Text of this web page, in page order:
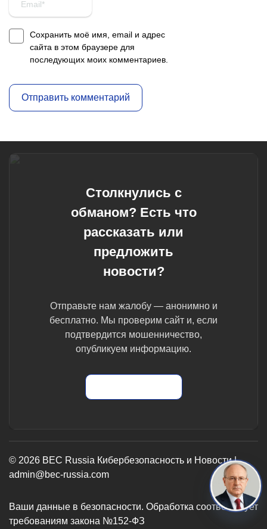
Сохранить моё имя, email и адрес
сайта в этом браузере для
последующих моих комментариев.
Столкнулись с
обманом? Есть что
рассказать или
предложить
новости?
Отправьте нам жалобу — анонимно и
бесплатно. Мы проверим сайт и, если
подтвердится мошенничество,
опубликуем информацию.
© 2026 BEC Russia Кибербезопасность и Новости |
admin@bec-russia.com
Ваши данные в безопасности. Обработка соответствует
требованиям закона №152-ФЗ